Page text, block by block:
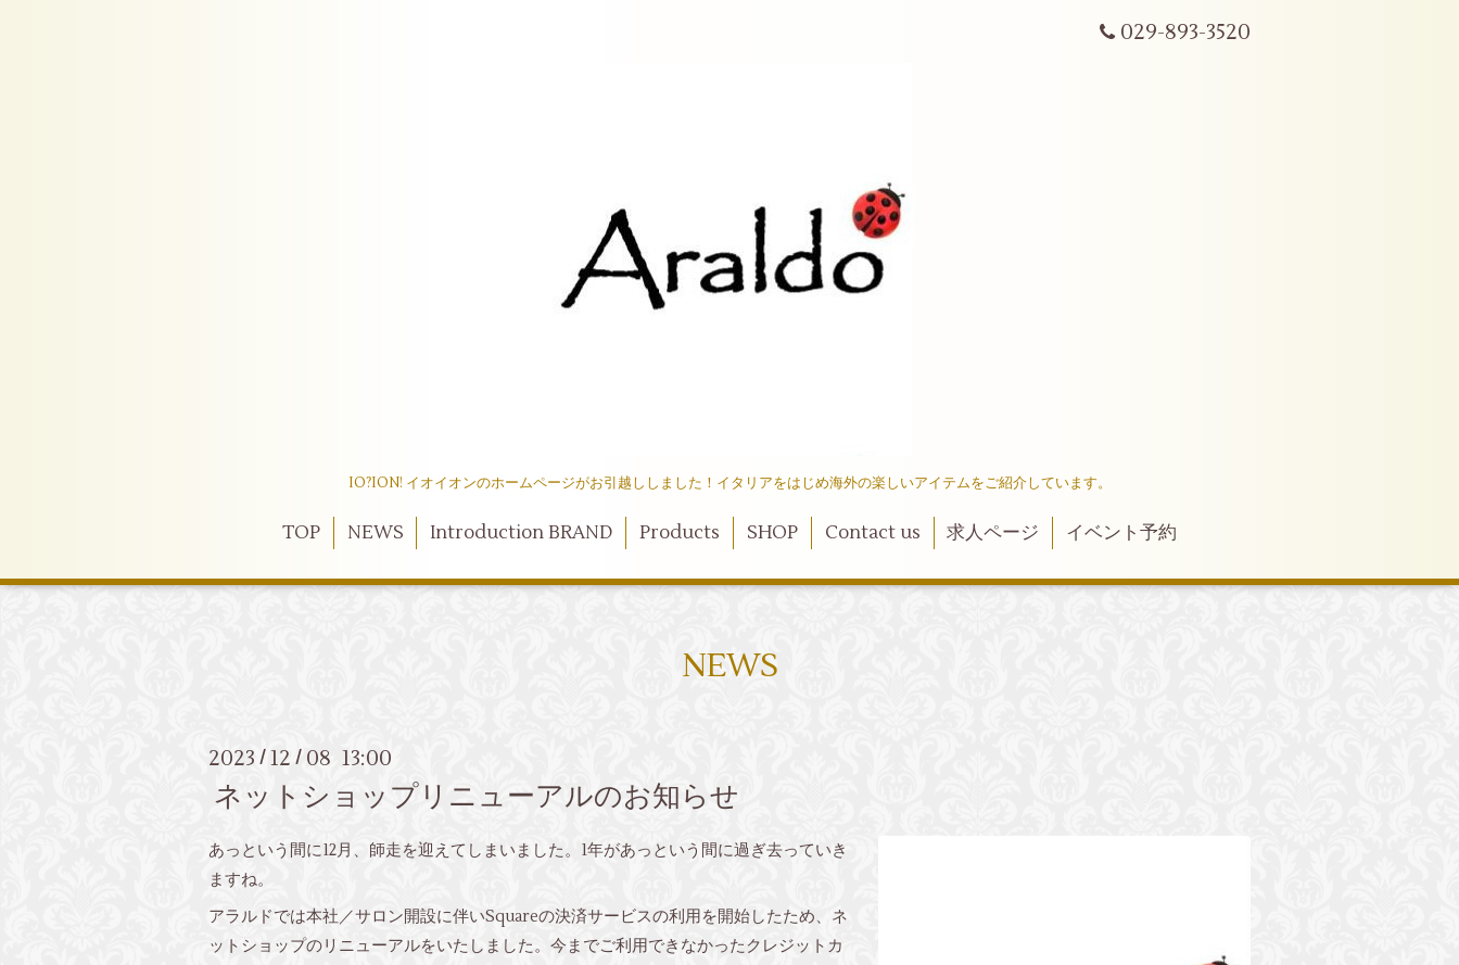
029-893-3520
IO?ION! イオイオンのホームページがお引越ししました！イタリアをはじめ海外の楽しいアイテムをご紹介しています。
TOP NEWS Introduction BRAND Products SHOP Contact us 求人ページ イベント予約
NEWS
2023 / 12 / 08 13:00
ネットショップリニューアルのお知らせ
あっという間に12月、師走を迎えてしまいました。1年があっという間に過ぎ去っていき
ますね。
アラルドでは本社／サロン開設に伴いSquareの決済サービスの利用を開始したため、ネ
ットショップのリニューアルをいたしました。今までご利用できなかったクレジットカ